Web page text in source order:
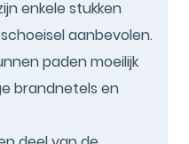
enkele stukken
aanbevolen.
paden moeilijk
brandnetels en